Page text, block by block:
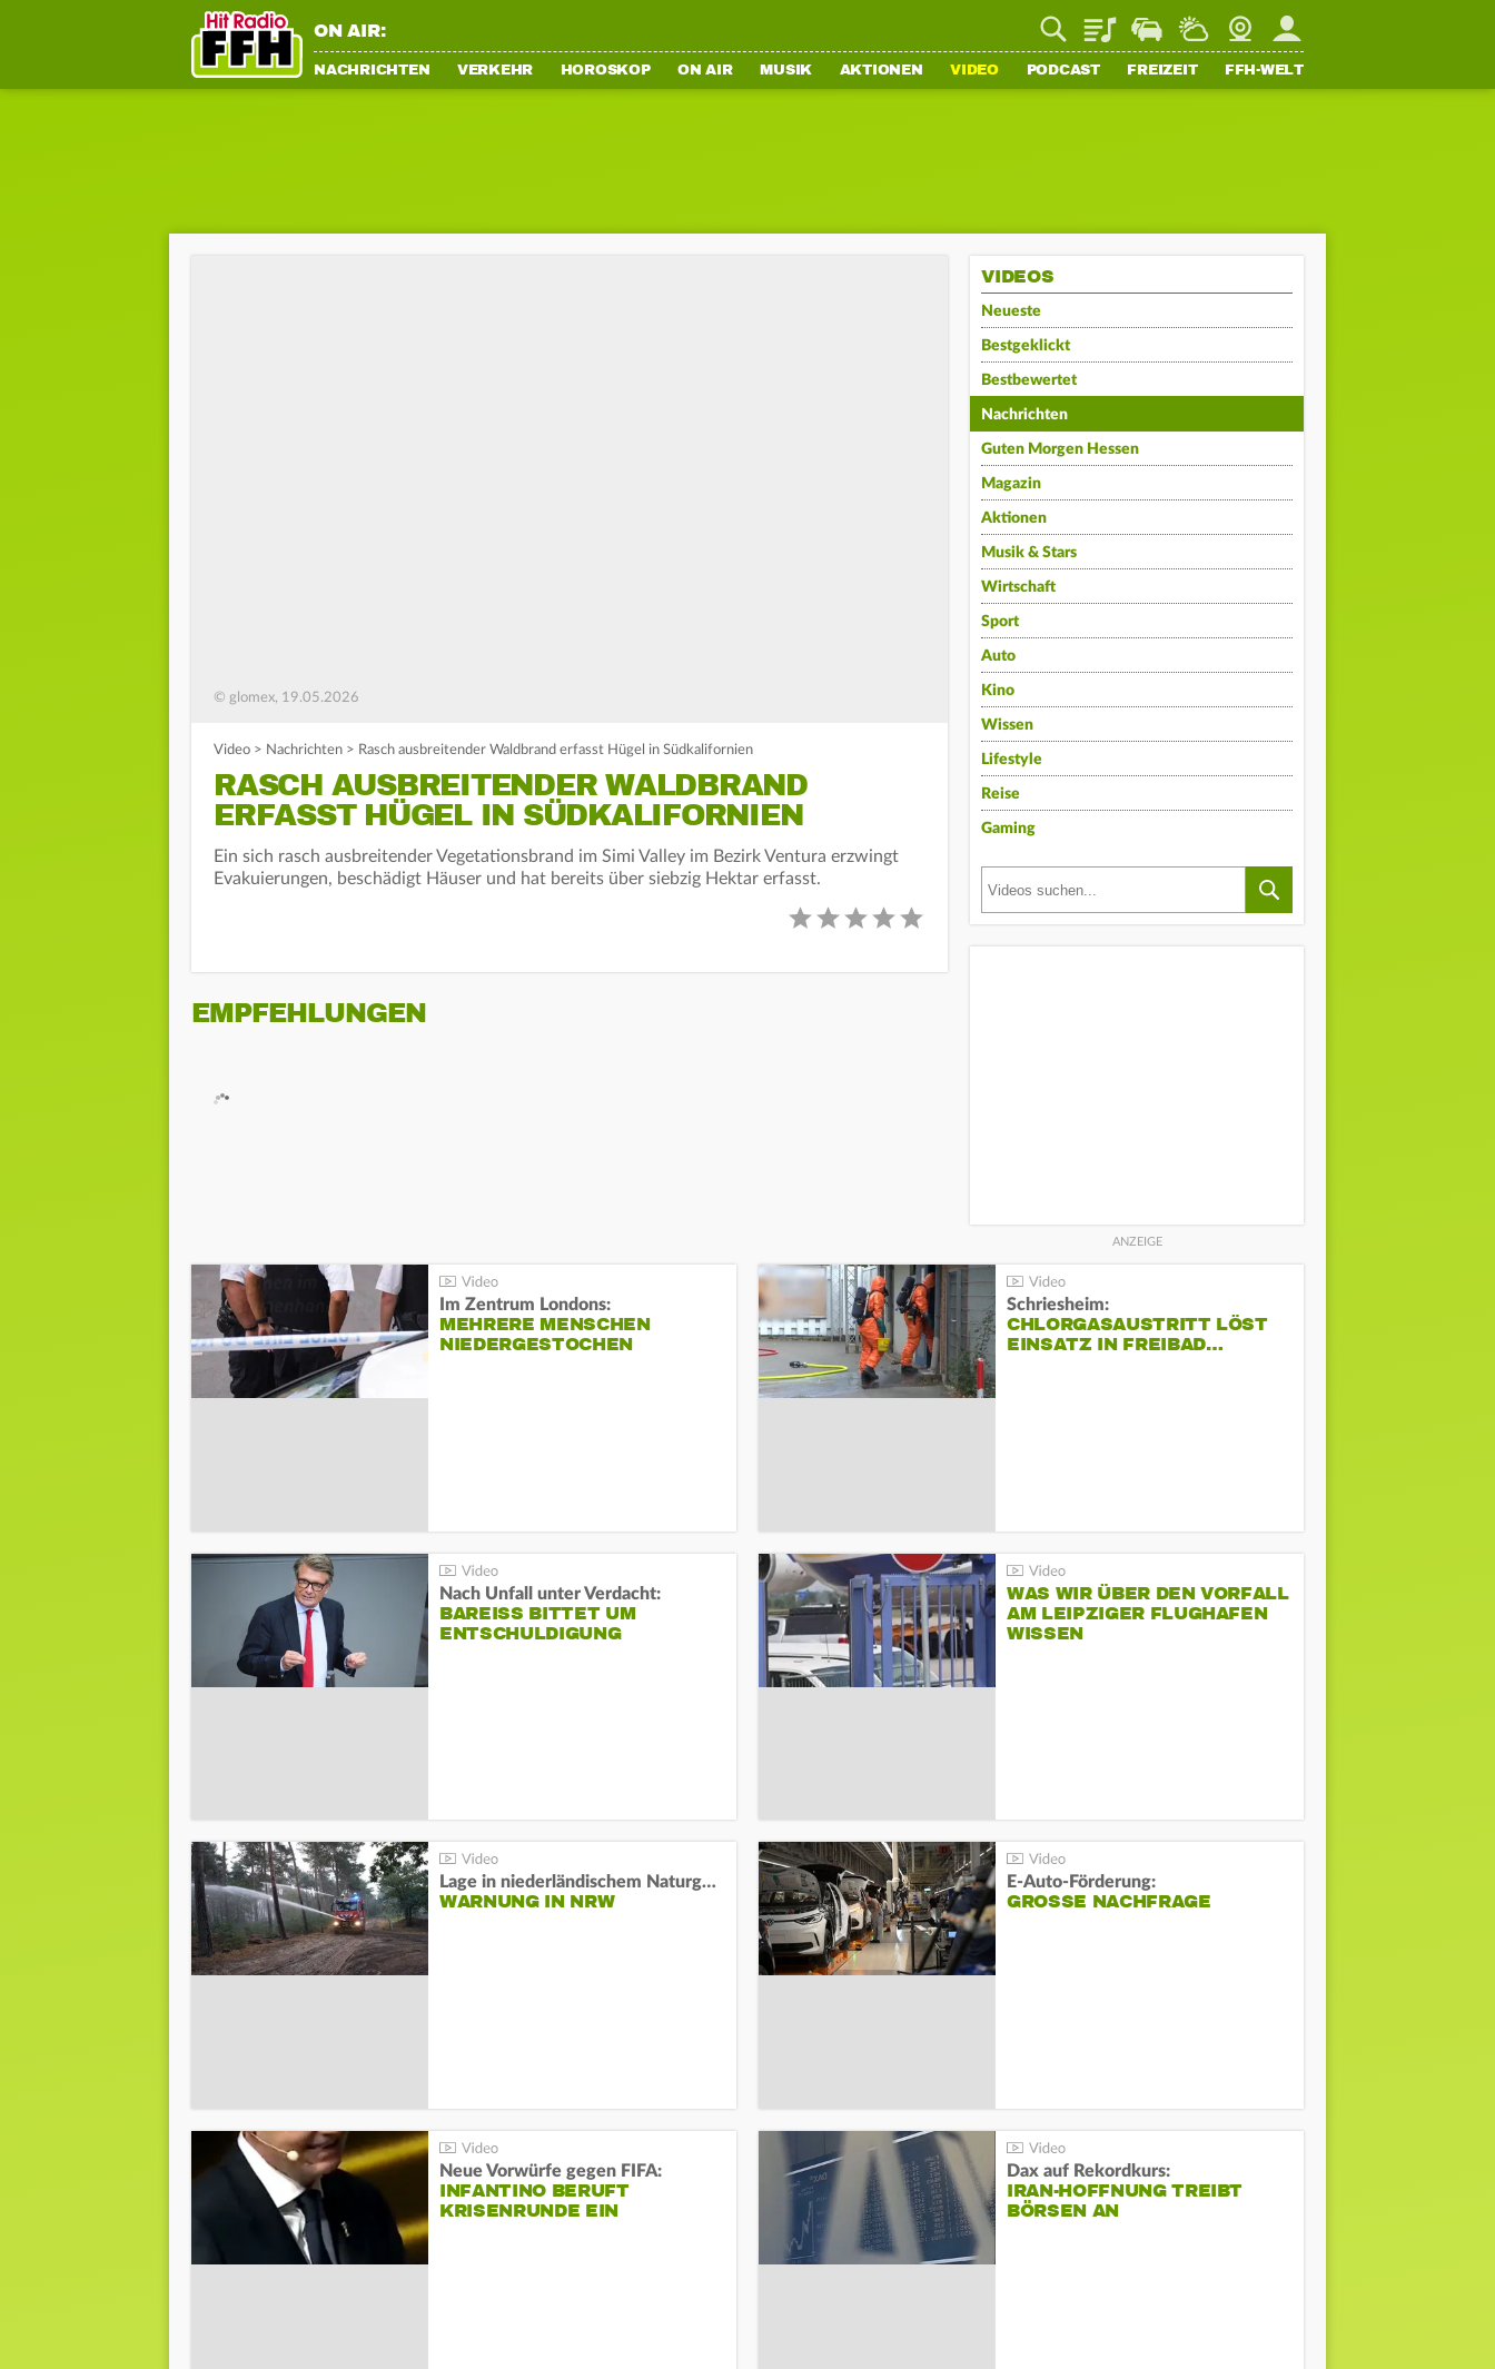
ON AIR: PlaylistStaupilotWetterWebcamMein FFH
NACHRICHTEN VERKEHR HOROSKOP ON AIR MUSIK AKTIONEN VIDEO PODCAST FREIZEIT FFH-WELT
© glomex, 19.05.2026
Video > Nachrichten > Rasch ausbreitender Waldbrand erfasst Hügel in Südkalifornien
RASCH AUSBREITENDER WALDBRAND
ERFASST HÜGEL IN SÜDKALIFORNIEN
Ein sich rasch ausbreitender Vegetationsbrand im Simi Valley im Bezirk Ventura erzwingt
Evakuierungen, beschädigt Häuser und hat bereits über siebzig Hektar erfasst.
EMPFEHLUNGEN
VIDEOS
Neueste
Bestgeklickt
Bestbewertet
Nachrichten
Guten Morgen Hessen
Magazin
Aktionen
Musik & Stars
Wirtschaft
Sport
Auto
Kino
Wissen
Lifestyle
Reise
Gaming
Im Zentrum Londons:
MEHRERE MENSCHEN
NIEDERGESTOCHEN
Schriesheim:
CHLORGASAUSTRITT LÖST
EINSATZ IN FREIBAD…
Nach Unfall unter Verdacht:
BAREISS BITTET UM E
NTSCHULDIGUNG
WAS WIR ÜBER DEN VORFALL
AM LEIPZIGER FLUGHAFEN
WISSEN
Lage in niederländischem Naturgebiet stabil
WARNUNG IN NRW
E-Auto-Förderung:
GROSSE NACHFRAGE
Neue Vorwürfe gegen FIFA:
INFANTINO BERUFT
KRISENRUNDE EIN
Dax auf Rekordkurs:
IRAN-HOFFNUNG TREIBT
BÖRSEN AN